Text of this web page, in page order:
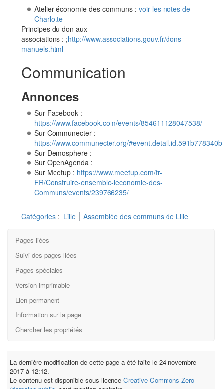
Atelier économie des communs : voir les notes de
Charlotte
Principes du don aux
associations : ;http://www.associations.gouv.fr/dons-
manuels.html
Communication
Annonces
Sur Facebook :
https://www.facebook.com/events/854611128047538/
Sur Communecter :
https://www.communecter.org/
Sur Demosphere :
Sur OpenAgenda :
Sur Meetup : https://www.meetup.com/fr-
FR/Construire-ensemble-leconomie-des-
Communs/events/239766235/
Catégories : Lille Assemblée des communs de Lille
Pages liées
Suivi des pages liées
Pages spéciales
Version imprimable
Lien permanent
Information sur la page
Chercher les propriétés
La dernière modification de cette page a été faite le 24 novembre
2017 à 12:12.
Le contenu est disponible sous licence Creative Commons Zero